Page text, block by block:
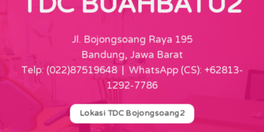
Jl. Bojongsoang Raya 195
Bandung, Jawa Barat
Telp: (022)87519648 | WhatsApp (CS): +62813-
1292-7786
Lokasi TDC Bojongsoang2